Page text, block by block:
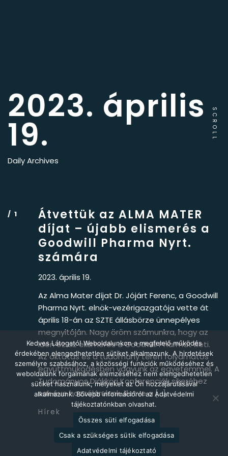
2023. április
19.
Daily Archives
SCROLL
Átvettük az ALMA MATER
díjat – újabb elismerés a
Goodwill Pharma Nyrt.
számára
2023. április 19.
Az Alma Mater díjat Dr. Jójárt Ferenc, a Goodwill
Pharma Nyrt. elnök-vezérigazgatója vette át
április 18-án az SZTE állásbörze ünnepélyes
megnyitóján. Nagy öröm számunkra, hogy az
idén ez az elismerés a Goodwill Pharmát illeti.
Az oktatás és a tudomány terén folyamatos
együttműködésben vagyunk az egyetemmel. A
Tudományos Diákköri Konferenciák sikeréhez
sok éve hozzájárulunk, illetve a […]
Hírek
Kedves Látogató! Weboldalunkon a megfelelő működés
érdekében elengedhetetlen sütiket alkalmazunk. A hirdetések
személyre szabásához, a közösségi funkciók működéséhez és
weboldalunk forgalmának elemzéséhez nem elengedhetetlen
sütiket használunk, melyeket az Ön hozzájárulásával
alkalmazunk. Bővebb információról az Adatvédelmi
tájékoztatónkban olvashat.
Összes süti elfogadása
Csak a szükséges sütik elfogadása
Adatvédelmi tájékoztató